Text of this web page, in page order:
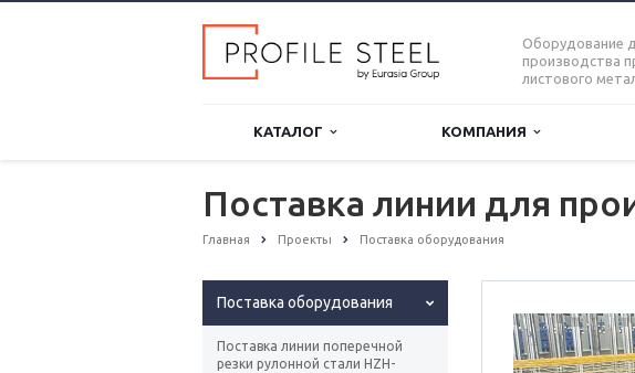
Оборудование
производства
листового
КАТАЛОГ КОМПАНИЯ
Поставка линии для
Главная Проекты Поставка оборудования
Поставка оборудования
Поставка линии поперечной
резки рулонной стали HZH-